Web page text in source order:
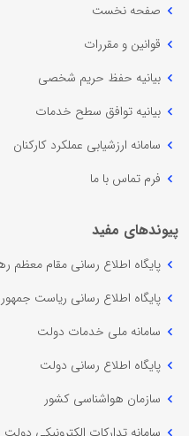
صفحه نخست
قوانین و مقررات
بیانیه حفظ حریم شخصی
بیانیه توافق سطح خدمات
سامانه ارزشیابی عملکرد کارکنان
فرم تماس با ما
پیوندهای مفید
پایگاه اطلاع رسانی مقام معظم
پایگاه اطلاع رسانی ریاست
سامانه ملی خدمات دولت
پایگاه اطلاع رسانی دولت
سازمان هواشناسی کشور